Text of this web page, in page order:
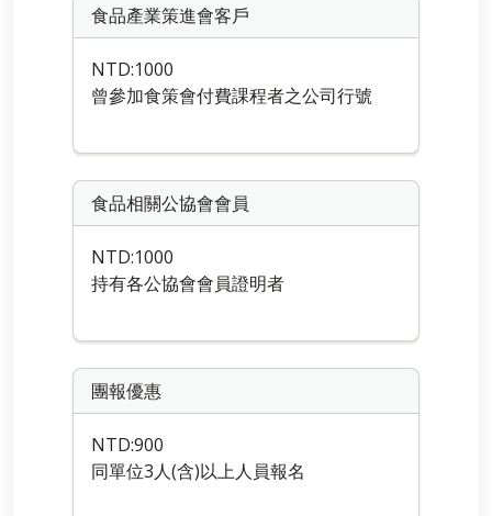
食品產業策進會客戶
NTD:1000
曾參加食策會付費課程者之公司行號
食品相關公協會會員
NTD:1000
持有各公協會會員證明者
團報優惠
NTD:900
同單位3人(含)以上人員報名